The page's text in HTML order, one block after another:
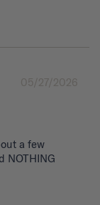
05/27/2026
a few
NOTHING